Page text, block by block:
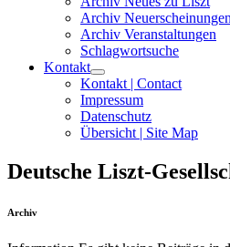
Archiv Neuerscheinungen
Archiv Veranstaltungen
Schlagwortsuche
Kontakt
Kontakt | Contact
Impressum
Datenschutz
Übersicht | Site Map
Deutsche Liszt-
Archiv